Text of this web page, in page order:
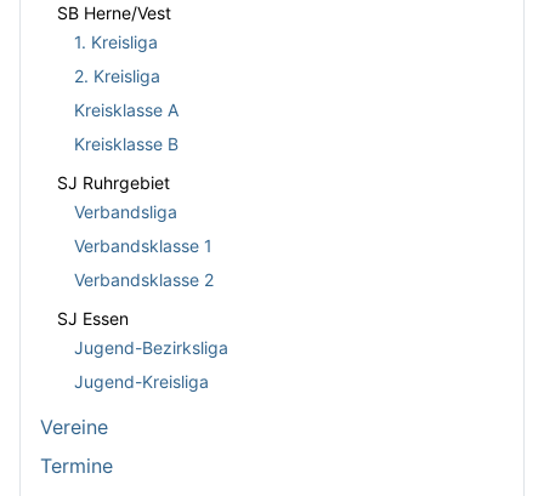
SB Herne/Vest
1. Kreisliga
2. Kreisliga
Kreisklasse A
Kreisklasse B
SJ Ruhrgebiet
Verbandsliga
Verbandsklasse 1
Verbandsklasse 2
SJ Essen
Jugend-Bezirksliga
Jugend-Kreisliga
Vereine
Termine